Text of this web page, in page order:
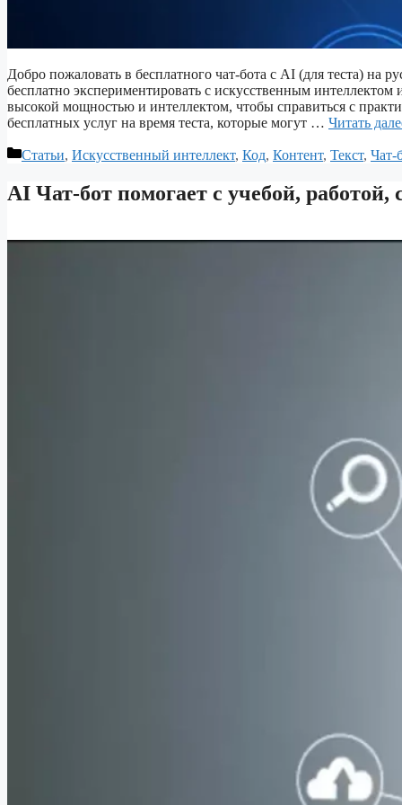
Добро пожаловать в бесплатного чат-бота с AI (для теста) на
бесплатно экспериментировать с искусственным
высокой мощностью и интеллектом, чтобы справиться с
бесплатных услуг на время теста, которые могут … Читать
Рубрики
Статьи, Искусственный интеллект, Код, Контент, Текст, Чат-
AI Чат-бот помогает с учебой, работой,